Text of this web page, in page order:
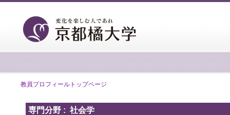
教員プロフィールトップページ
専門分野 : 社会学